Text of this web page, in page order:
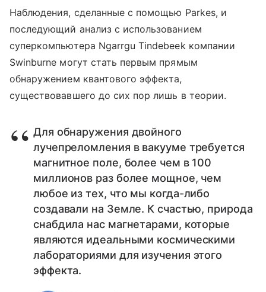
Наблюдения, сделанные с помощью Parkes, и
последующий анализ с использованием
суперкомпьютера Ngarrgu Tindebeek компании
Swinburne могут стать первым прямым
обнаружением квантового эффекта,
существовавшего до сих пор лишь в теории.
Для обнаружения двойного
лучепреломления в вакууме требуется
магнитное поле, более чем в 100
миллионов раз более мощное, чем
любое из тех, что мы когда-либо
создавали на Земле. К счастью, природа
снабдила нас магнетарами, которые
являются идеальными космическими
лабораториями для изучения этого
эффекта.